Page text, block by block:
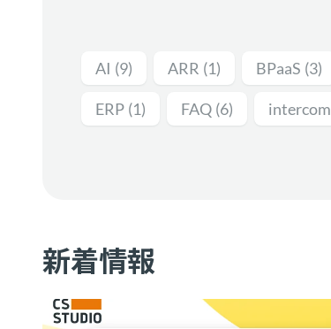
AI (9) ARR (1) BPaaS (3)
ERP (1) FAQ (6) intercom
新着情報